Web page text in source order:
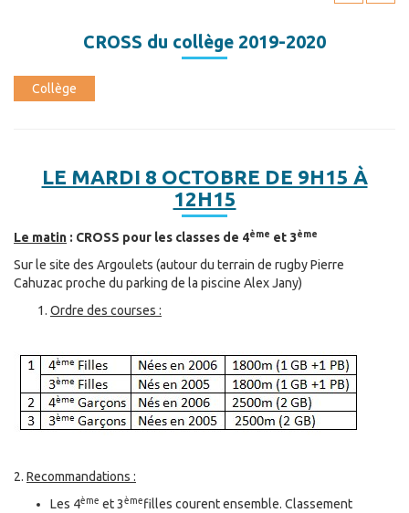
CROSS du collège 2019-2020
Collège
LE MARDI 8 OCTOBRE DE 9H15 À
12H15
Le matin : CROSS pour les classes de 4ème et 3ème
Sur le site des Argoulets (autour du terrain de rugby Pierre
Cahuzac proche du parking de la piscine Alex Jany)
Ordre des courses :
2. Recommandations :
Les 4ème et 3èmefilles courent ensemble. Classement